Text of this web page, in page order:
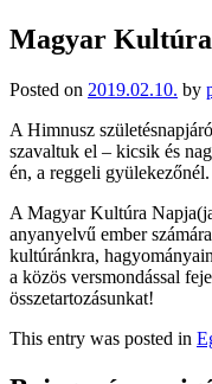
Magyar
Posted on 2019.02.10. by
A Himnusz
szavaltuk el – kicsik és
én, a reggeli gyülekezőnél.
A Magyar Kultúra
anyanyelvű ember
kultúránkra,
a közös versmondással
összetartozásunkat!
This entry was posted in